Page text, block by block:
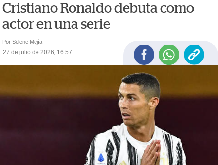
Cristiano Ronaldo debuta como
actor en una serie
Por Selene Mejía
27 de julio de 2026, 16:57